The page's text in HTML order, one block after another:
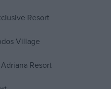
Resort
Village
Adriana Resort